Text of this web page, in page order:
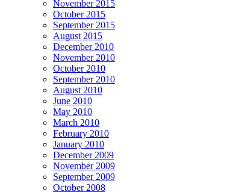
November 2015
October 2015
September 2015
August 2015
December 2010
November 2010
October 2010
September 2010
August 2010
June 2010
May 2010
March 2010
February 2010
January 2010
December 2009
November 2009
September 2009
October 2008